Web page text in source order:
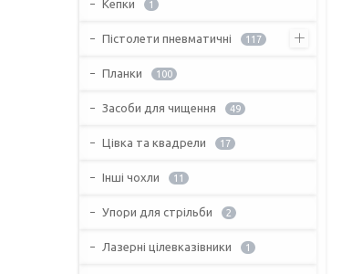
Кепки 1
Пістолети пневматичні 117
Планки 100
Засоби для чищення 49
Цівка та квадрели 17
Інші чохли 11
Упори для стрільби 2
Лазерні цілевказівники 1